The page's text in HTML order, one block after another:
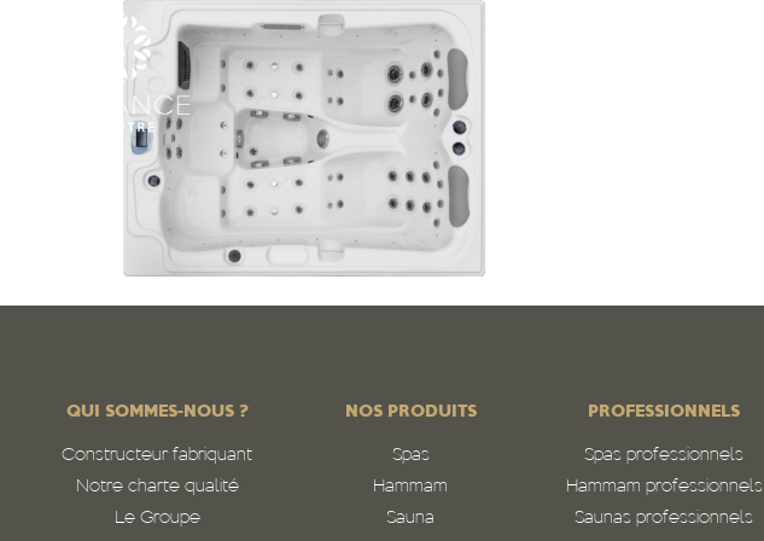
QUI SOMMES-NOUS ?
Constructeur fabriquant
Notre charte qualité
Le Groupe
NOS PRODUITS
Spas
Hammam
Sauna
PROFESSIONNELS
Spas professionnels
Hammam professionnels
Saunas professionnels